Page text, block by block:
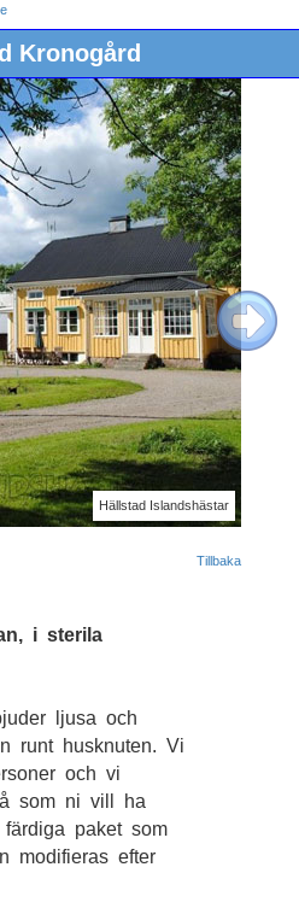
Kronogård
Hällstad Islandshästar
Next
Tillbaka
i sterila
ljusa och
runt husknuten. Vi
och vi
som ni vill ha
paket som
modifieras efter